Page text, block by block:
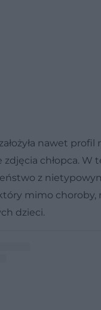
nawet profil
chłopca. W
z
mimo choroby,
dzieci.